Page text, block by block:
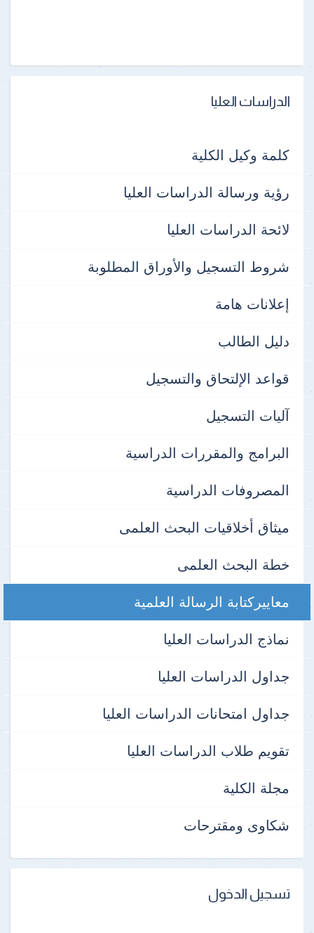
الدراسات العليا
كلمة وكيل الكلية
رؤية ورسالة الدراسات العليا
لائحة الدراسات العليا
شروط التسجيل والأوراق المطلوبة
إعلانات هامة
دليل الطالب
قواعد الإلتحاق والتسجيل
آليات التسجيل
البرامج والمقررات الدراسية
المصروفات الدراسية
ميثاق أخلاقيات البحث العلمى
خطة البحث العلمى
معاييركتابة الرسالة العلمية
نماذج الدراسات العليا
جداول الدراسات العليا
جداول امتحانات الدراسات العليا
تقويم طلاب الدراسات العليا
مجلة الكلية
شكاوى ومقترحات
تسجيل الدخول